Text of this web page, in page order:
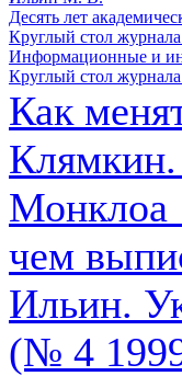
Десять лет
Круглый стол
Информационные и
Круглый стол
Как
Клямкин.
чем
Ильин.
(№ 4